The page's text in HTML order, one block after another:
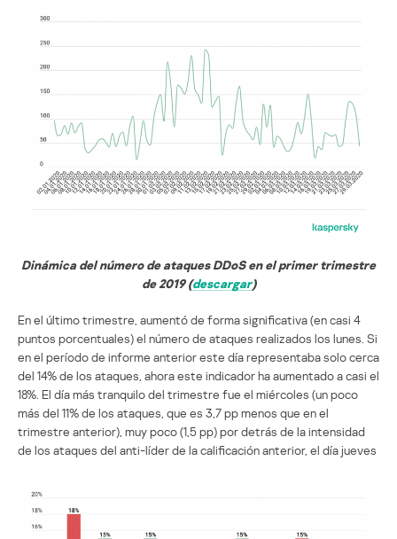
Dinámica del número de ataques DDoS en el primer trimestre
de 2019 (descargar)
En el último trimestre, aumentó de forma significativa (en casi 4
puntos porcentuales) el número de ataques realizados los lunes. Si
en el período de informe anterior este día representaba solo cerca
del 14% de los ataques, ahora este indicador ha aumentado a casi el
18%. El día más tranquilo del trimestre fue el miércoles (un poco
más del 11% de los ataques, que es 3,7 pp menos que en el
trimestre anterior), muy poco (1,5 pp) por detrás de la intensidad
de los ataques del anti-líder de la calificación anterior, el día jueves